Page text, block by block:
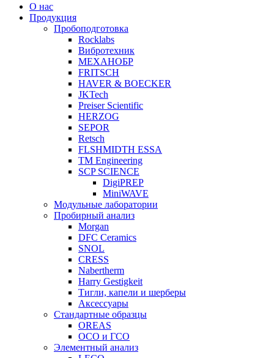
О нас
Продукция
Пробоподготовка
Rocklabs
Вибротехник
МЕХАНОБР
FRITSCH
HAVER & BOECKER
JKTech
Preiser Scientific
HERZOG
SEPOR
Retsch
FLSHMIDTH ESSA
TM Engineering
SCP SCIENCE
DigiPREP
MiniWAVE
Модульные лаборатории
Пробирный анализ
Morgan
DFC Ceramics
SNOL
CRESS
Nabertherm
Harry Gestigkeit
Тигли, капели и шерберы
Аксессуары
Стандартные образцы
OREAS
ОСО и ГСО
Элементный анализ